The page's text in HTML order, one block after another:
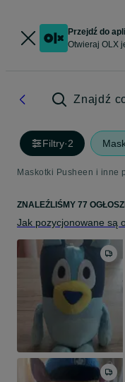
Przejdź do
Otwieraj OLX
Znajdź
Filtry·2
Maskotki Pusheen i inne
ZNALEŹLIŚMY 77
Jak pozycjonowane są